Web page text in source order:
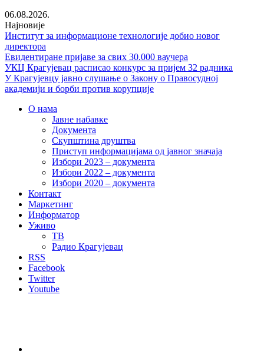
06.08.2026.
Најновије
Институт за информационе технологије добио новог
директора
Евидентиране пријаве за свих 30.000 ваучера
УКЦ Крагујевац расписао конкурс за пријем 32 радника
У Крагујевцу јавно слушање о Закону о Правосудној
академији и борби против корупције
О нама
Јавне набавке
Документа
Скупштина друштва
Приступ информацијама од јавног значаја
Избори 2023 – документа
Избори 2022 – документа
Избори 2020 – документа
Контакт
Маркетинг
Информатор
Уживо
ТВ
Радио Крагујевац
RSS
Facebook
Twitter
Youtube